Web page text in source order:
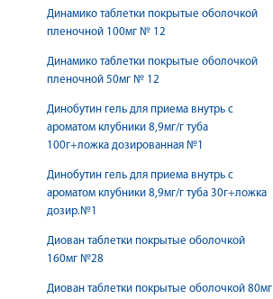
Динамико таблетки покрытые оболочкой
пленочной 100мг № 12
Динамико таблетки покрытые оболочкой
пленочной 50мг № 12
Динобутин гель для приема внутрь с
ароматом клубники 8,9мг/г туба
100г+ложка дозированная №1
Динобутин гель для приема внутрь с
ароматом клубники 8,9мг/г туба 30г+ложка
дозир.№1
Диован таблетки покрытые оболочкой
160мг №28
Диован таблетки покрытые оболочкой 80мг